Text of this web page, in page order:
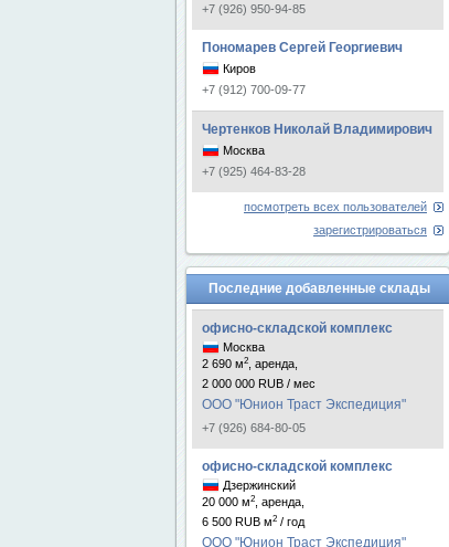
+7 (926) 950-94-85
Пономарев Сергей Георгиевич
Киров
+7 (912) 700-09-77
Чертенков Николай Владимирович
Москва
+7 (925) 464-83-28
посмотреть всех пользователей
зарегистрироваться
Последние добавленные склады
офисно-складской комплекс
Москва
2 690 м2
, аренда,
2 000 000 RUB / мес
ООО "Юнион Траст Экспедиция"
+7 (926) 684-80-05
офисно-складской комплекс
Дзержинский
20 000 м2
, аренда,
6 500 RUB м2 / год
ООО "Юнион Траст Экспедиция"